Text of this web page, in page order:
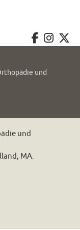
und
und
MA.